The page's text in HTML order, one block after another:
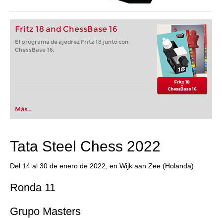
Fritz 18 and ChessBase 16
El programa de ajedrez Fritz 18 junto con
ChessBase 16.
Más...
Tata Steel Chess 2022
Del 14 al 30 de enero de 2022, en Wijk aan Zee (Holanda)
Ronda 11
Grupo Masters